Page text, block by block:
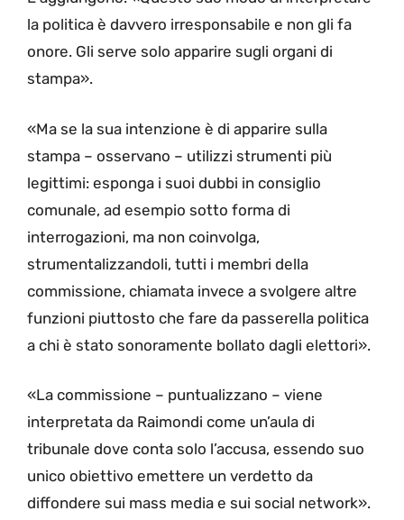
la politica è davvero irresponsabile e non gli fa
onore. Gli serve solo apparire sugli organi di
stampa».
«Ma se la sua intenzione è di apparire sulla
stampa – osservano – utilizzi strumenti più
legittimi: esponga i suoi dubbi in consiglio
comunale, ad esempio sotto forma di
interrogazioni, ma non coinvolga,
strumentalizzandoli, tutti i membri della
commissione, chiamata invece a svolgere altre
funzioni piuttosto che fare da passerella politica
a chi è stato sonoramente bollato dagli elettori».
«La commissione – puntualizzano – viene
interpretata da Raimondi come un’aula di
tribunale dove conta solo l’accusa, essendo suo
unico obiettivo emettere un verdetto da
diffondere sui mass media e sui social network».